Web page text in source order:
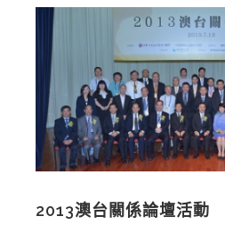
2013澳台關係論壇活動